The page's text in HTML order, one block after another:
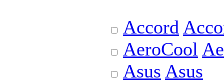
Accord
AeroCool
Asus Asus